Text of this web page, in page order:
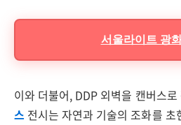
서울라이트 광
이와 더불어, DDP 외벽을 캔버스로
스 전시는 자연과 기술의 조화를